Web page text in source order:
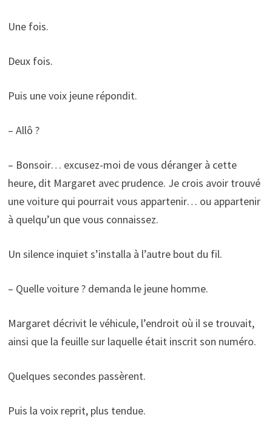
Une fois.
Deux fois.
Puis une voix jeune répondit.
– Allô ?
– Bonsoir… excusez-moi de vous déranger à cette
heure, dit Margaret avec prudence. Je crois avoir trouvé
une voiture qui pourrait vous appartenir… ou appartenir
à quelqu’un que vous connaissez.
Un silence inquiet s’installa à l’autre bout du fil.
– Quelle voiture ? demanda le jeune homme.
Margaret décrivit le véhicule, l’endroit où il se trouvait,
ainsi que la feuille sur laquelle était inscrit son numéro.
Quelques secondes passèrent.
Puis la voix reprit, plus tendue.